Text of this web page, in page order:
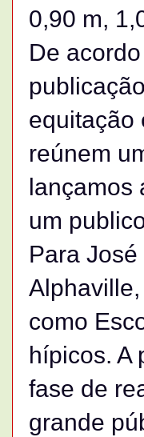
0,90 m,
De
equitação
reúnem
um
Para
como
hípicos. A
fase de
grande